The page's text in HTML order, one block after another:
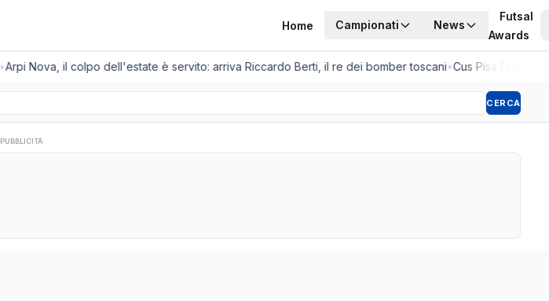
Home Campionati News
Futsal
Awards
Arpi Nova, il colpo dell'estate è servito: arriva Riccardo Berti, il re dei bomber toscani•Cus Pisa
CERCA
PUBBLICITÀ